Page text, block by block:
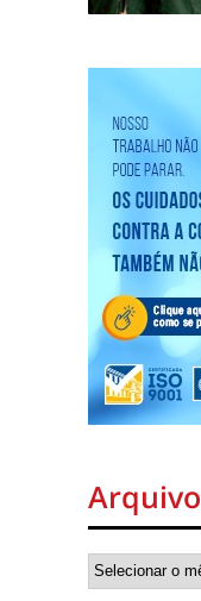
Arquivo